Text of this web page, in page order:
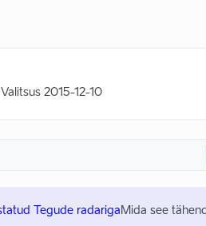
2015-12-10
Tegude radariga Mida see